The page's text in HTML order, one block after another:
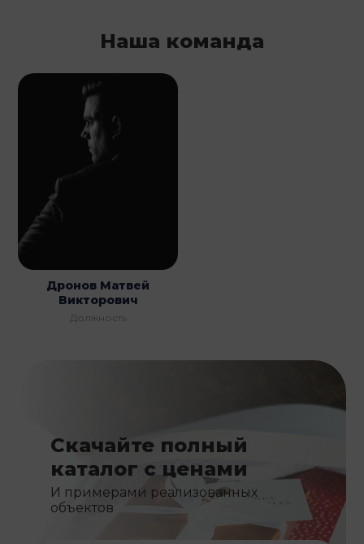
Наша команда
Дронов Матвей
Викторович
Должность
Скачайте полный
каталог с ценами
И примерами реализованных
объектов